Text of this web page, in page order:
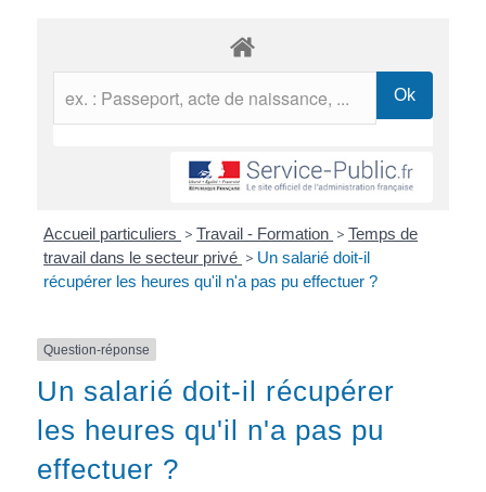
Accueil particuliers > Travail - Formation > Temps de
travail dans le secteur privé > Un salarié doit-il
récupérer les heures qu'il n'a pas pu effectuer ?
Question-réponse
Un salarié doit-il récupérer
les heures qu'il n'a pas pu
effectuer ?